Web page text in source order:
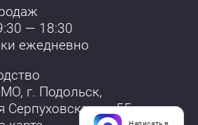
— 18:30
ежедневно
МО, г. Подольск,
Серпуховская, д. 55
Написать в